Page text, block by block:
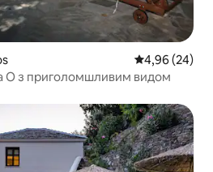
Середня
4,96 (24)
O з приголомшливим видом